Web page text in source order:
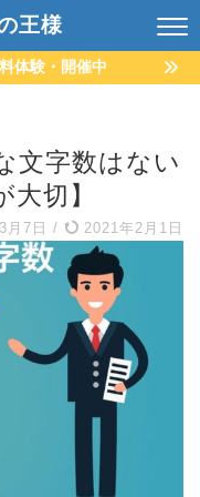
王様
体験・開催中
文字数はない
大切】
月7日 / 2021年2月1日